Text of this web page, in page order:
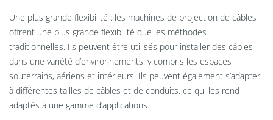
Une plus grande flexibilité : les machines de projection de câbles
offrent une plus grande flexibilité que les méthodes
traditionnelles. Ils peuvent être utilisés pour installer des câbles
dans une variété d’environnements, y compris les espaces
souterrains, aériens et intérieurs. Ils peuvent également s’adapter
à différentes tailles de câbles et de conduits, ce qui les rend
adaptés à une gamme d’applications.